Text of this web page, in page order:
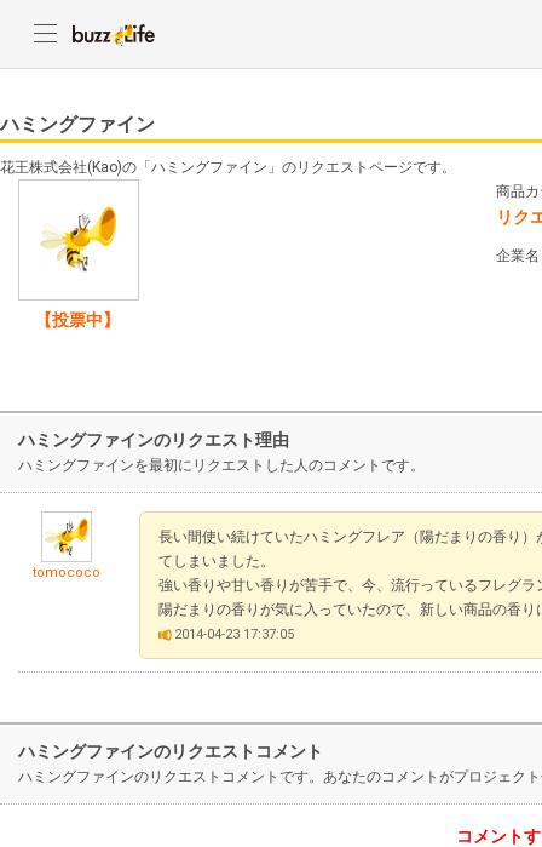
ハミングファイン
花王株式会社(Kao)の「ハミングファイン」のリクエストページです。
【投票中】
商品
リク
企業
ハミングファインのリクエスト理由
ハミングファインを最初にリクエストした人のコメントです。
tomococo
長い間使い続けていたハミングフレア（陽だまりの香り
てしまいました。
強い香りや甘い香りが苦手で、今、流行っているフレグ
陽だまりの香りが気に入っていたので、新しい商品の香
2014-04-23 17:37:05
ハミングファインのリクエストコメント
ハミングファインのリクエストコメントです。あなたのコメントがプロジェク
コメント